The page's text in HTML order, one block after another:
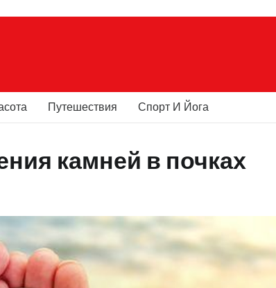
Путешествия Спорт И Йога
камней в почках